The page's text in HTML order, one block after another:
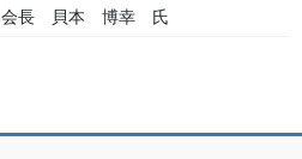
会長 貝本 博幸 氏